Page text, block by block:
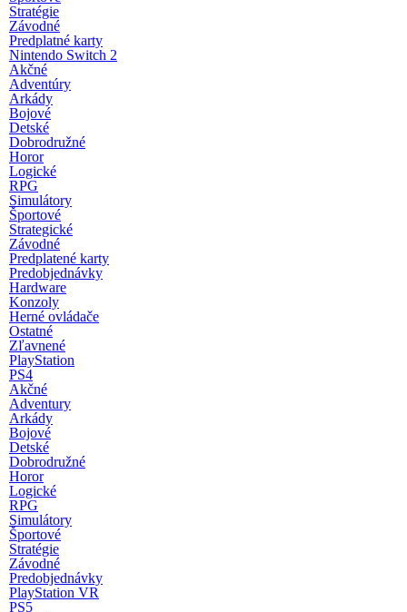
Stratégie
Závodné
Predplatné karty
Nintendo Switch 2
Akčné
Adventúry
Arkády
Bojové
Detské
Dobrodružné
Horor
Logické
RPG
Simulátory
Športové
Strategické
Závodné
Predplatené karty
Predobjednávky
Hardware
Konzoly
Herné ovládače
Ostatné
Zľavnené
PlayStation
PS4
Akčné
Adventury
Arkády
Bojové
Detské
Dobrodružné
Horor
Logické
RPG
Simulátory
Športové
Stratégie
Závodné
Predobjednávky
PlayStation VR
PS5